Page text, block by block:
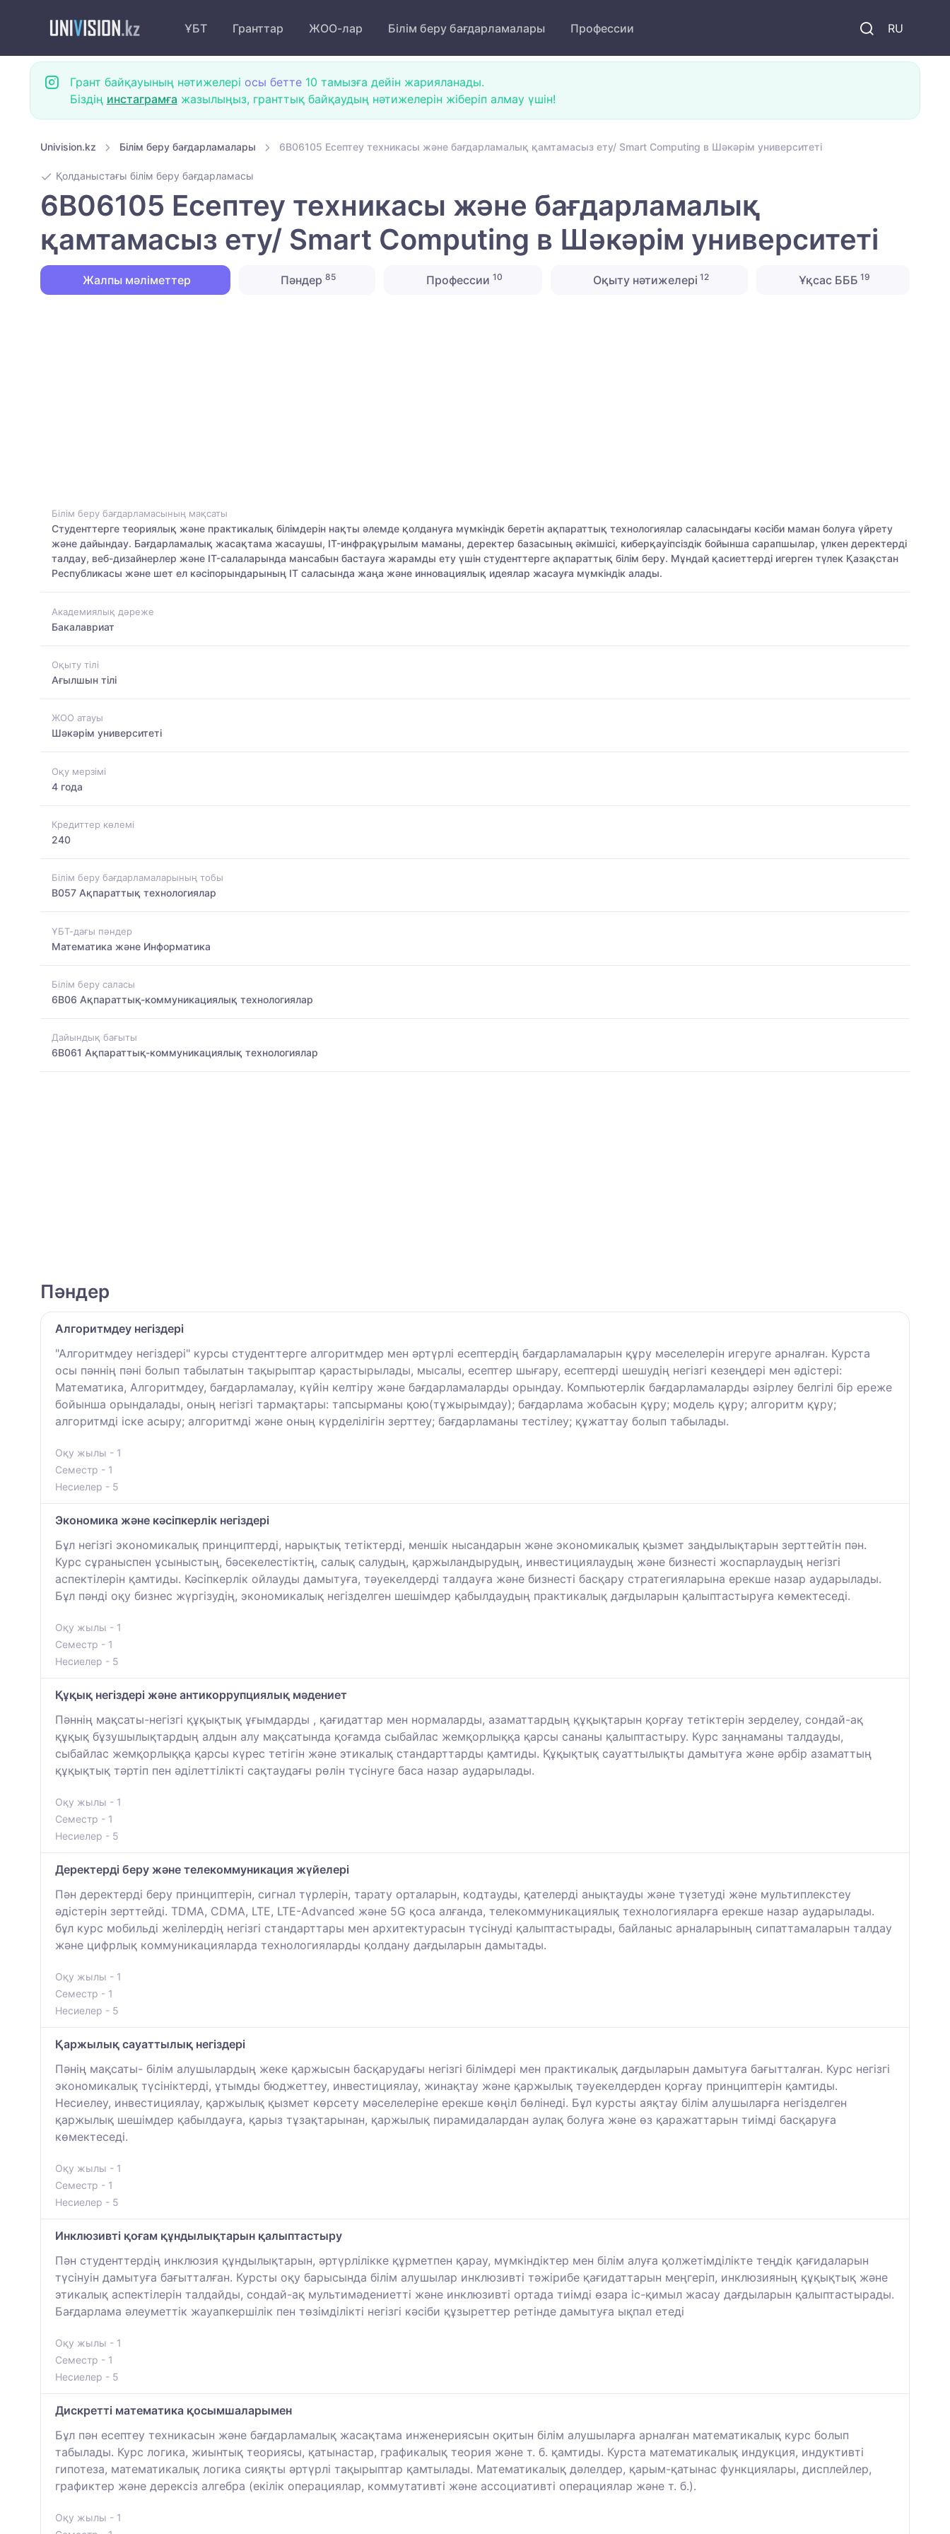
RU
ҰБТ Гранттар ЖОО-лар Білім беру бағдарламалары Профессии
Грант байқауының нәтижелері осы бетте 10 тамызға дейін жарияланады.
Біздің инстаграмға жазылыңыз, гранттық байқаудың нәтижелерін жіберіп алмау үшін!
Univision.kz Білім беру бағдарламалары 6B06105 Есептеу техникасы және бағдарламалық қамтамасыз ету/ Smart Computing в Шәкәрім университеті
Қолданыстағы білім беру бағдарламасы
6B06105 Есептеу техникасы және бағдарламалық
қамтамасыз ету/ Smart Computing в Шәкәрім университеті
Жалпы мәліметтер Пәндер85 Профессии 10 Оқыту нәтижелері 12 Ұқсас БББ 19
Білім беру бағдарламасының мақсаты
Студенттерге теориялық және практикалық білімдерін нақты әлемде қолдануға мүмкіндік беретін ақпараттық технологиялар саласындағы кәсіби маман болуға үйрету
және дайындау. Бағдарламалық жасақтама жасаушы, IT-инфрақұрылым маманы, деректер базасының әкімшісі, киберқауіпсіздік бойынша сарапшылар, үлкен деректерді
талдау, веб-дизайнерлер және IT-салаларында мансабын бастауға жарамды ету үшін студенттерге ақпараттық білім беру. Мұндай қасиеттерді игерген түлек Қазақстан
Республикасы және шет ел кәсіпорындарының IT саласында жаңа және инновациялық идеялар жасауға мүмкіндік алады.
Академиялық дәреже
Бакалавриат
Оқыту тілі
Ағылшын тілі
ЖОО атауы
Шәкәрім университеті
Оқу мерзімі
4 года
Кредиттер көлемі
240
Білім беру бағдарламаларының тобы
B057 Ақпараттық технологиялар
ҰБТ-дағы пәндер
Математика және Информатика
Білім беру саласы
6B06 Ақпараттық-коммуникациялық технологиялар
Дайындық бағыты
6B061 Ақпараттық-коммуникациялық технологиялар
Пәндер
Алгоритмдеу негіздері
"Алгоритмдеу негіздері" курсы студенттерге алгоритмдер мен әртүрлі есептердің бағдарламаларын құру мәселелерін игеруге арналған. Курста
осы пәннің пәні болып табылатын тақырыптар қарастырылады, мысалы, есептер шығару, есептерді шешудің негізгі кезеңдері мен әдістері:
Математика, Алгоритмдеу, бағдарламалау, күйін келтіру және бағдарламаларды орындау. Компьютерлік бағдарламаларды әзірлеу белгілі бір ереже
бойынша орындалады, оның негізгі тармақтары: тапсырманы қою(тұжырымдау); бағдарлама жобасын құру; модель құру; алгоритм құру;
алгоритмді іске асыру; алгоритмді және оның күрделілігін зерттеу; бағдарламаны тестілеу; құжаттау болып табылады.
Оқу жылы - 1
Семестр - 1
Несиелер - 5
Экономика және кәсіпкерлік негіздері
Бұл негізгі экономикалық принциптерді, нарықтық тетіктерді, меншік нысандарын және экономикалық қызмет заңдылықтарын зерттейтін пән.
Курс сұраныспен ұсыныстың, бәсекелестіктің, салық салудың, қаржыландырудың, инвестициялаудың және бизнесті жоспарлаудың негізгі
аспектілерін қамтиды. Кәсіпкерлік ойлауды дамытуға, тәуекелдерді талдауға және бизнесті басқару стратегияларына ерекше назар аударылады.
Бұл пәнді оқу бизнес жүргізудің, экономикалық негізделген шешімдер қабылдаудың практикалық дағдыларын қалыптастыруға көмектеседі.
Оқу жылы - 1
Семестр - 1
Несиелер - 5
Құқық негіздері және антикоррупциялық мәдениет
Пәннің мақсаты-негізгі құқықтық ұғымдарды , қағидаттар мен нормаларды, азаматтардың құқықтарын қорғау тетіктерін зерделеу, сондай-ақ
құқық бұзушылықтардың алдын алу мақсатында қоғамда сыбайлас жемқорлыққа қарсы сананы қалыптастыру. Курс заңнаманы талдауды,
сыбайлас жемқорлыққа қарсы күрес тетігін және этикалық стандарттарды қамтиды. Құқықтық сауаттылықты дамытуға және әрбір азаматтың
құқықтық тәртіп пен әділеттілікті сақтаудағы рөлін түсінуге баса назар аударылады.
Оқу жылы - 1
Семестр - 1
Несиелер - 5
Деректерді беру және телекоммуникация жүйелері
Пән деректерді беру принциптерін, сигнал түрлерін, тарату орталарын, кодтауды, қателерді анықтауды және түзетуді және мультиплекстеу
әдістерін зерттейді. TDMA, CDMA, LTE, LTE-Advanced және 5G қоса алғанда, телекоммуникациялық технологияларға ерекше назар аударылады.
бұл курс мобильді желілердің негізгі стандарттары мен архитектурасын түсінуді қалыптастырады, байланыс арналарының сипаттамаларын талдау
және цифрлық коммуникацияларда технологияларды қолдану дағдыларын дамытады.
Оқу жылы - 1
Семестр - 1
Несиелер - 5
Қаржылық сауаттылық негіздері
Пәнің мақсаты- білім алушылардың жеке қаржысын басқарудағы негізгі білімдері мен практикалық дағдыларын дамытуға бағытталған. Курс негізгі
экономикалық түсініктерді, ұтымды бюджеттеу, инвестициялау, жинақтау және қаржылық тәуекелдерден қорғау принциптерін қамтиды.
Несиелеу, инвестициялау, қаржылық қызмет көрсету мәселелеріне ерекше көңіл бөлінеді. Бұл курсты аяқтау білім алушыларға негізделген
қаржылық шешімдер қабылдауға, қарыз тұзақтарынан, қаржылық пирамидалардан аулақ болуға және өз қаражаттарын тиімді басқаруға
көмектеседі.
Оқу жылы - 1
Семестр - 1
Несиелер - 5
Инклюзивті қоғам құндылықтарын қалыптастыру
Пән студенттердің инклюзия құндылықтарын, әртүрлілікке құрметпен қарау, мүмкіндіктер мен білім алуға қолжетімділікте теңдік қағидаларын
түсінуін дамытуға бағытталған. Курсты оқу барысында білім алушылар инклюзивті тәжірибе қағидаттарын меңгеріп, инклюзияның құқықтық және
этикалық аспектілерін талдайды, сондай-ақ мультимәдениетті және инклюзивті ортада тиімді өзара іс-қимыл жасау дағдыларын қалыптастырады.
Бағдарлама әлеуметтік жауапкершілік пен төзімділікті негізгі кәсіби құзыреттер ретінде дамытуға ықпал етеді
Оқу жылы - 1
Семестр - 1
Несиелер - 5
Дискретті математика қосымшаларымен
Бұл пән есептеу техникасын және бағдарламалық жасақтама инженериясын оқитын білім алушыларға арналған математикалық курс болып
табылады. Курс логика, жиынтық теориясы, қатынастар, графикалық теория және т. б. қамтиды. Курста математикалық индукция, индуктивті
гипотеза, математикалық логика сияқты әртүрлі тақырыптар қамтылады. Математикалық дәлелдер, қарым-қатынас функциялары, дисплейлер,
графиктер және дерексіз алгебра (екілік операциялар, коммутативті және ассоциативті операциялар және т. б.).
Оқу жылы - 1